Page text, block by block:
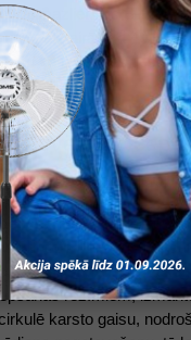
vai mazlietotus B-
pat vairāk kā 40 %
kā izvēlēties tieši
iegādes, jālemj
nodrošina
kontroli, vairākus
ar
režīmiem,
karsto gaisu,